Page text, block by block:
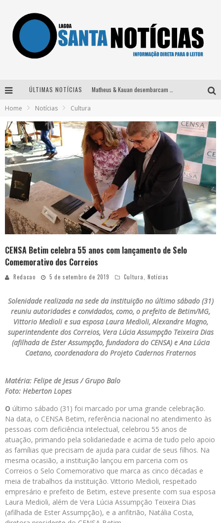
ÚLTIMAS NOTÍCIAS
Selo Moda Music confirma Bel Costa no palco Talentos da Terra do Pedro Leopoldo Rodeio Show
Após sair da KondZilla, DJ Danny Albuquerque inicia nova fase
Home Notícias Cultura
CENSA Betim celebra 55 anos com lançamento de Selo
Comemorativo dos Correios
Redacao 5 de setembro de 2019 Cultura, Notícias
Solenidade realizada na sede da instituição no último sábado (31)
reuniu autoridades e convidados, como, o prefeito de Betim/MG,
Vittorio Medioli e sua esposa Laura Medioli, Alexandre Magno,
superintendente dos Correios, Vera Lúcia Assumpção Teixeira Dias
(afilhada de Ester Assumpção, fundadora do CENSA) e Ana Lúcia
Caetano, coordenadora do Projeto Cadernos Fraternos
Matéria: Felipe de Jesus / Grupo Balo
Foto: Heberton Lopes
O último sábado (31) foi marcado por uma grande celebração.
Na data, o CENSA Betim, referência nacional no atendimento às
pessoas com deficiência intelectual, celebrou 55 anos de
atuação, primando pela solidariedade e acima de tudo pelo apoio
as famílias que precisam de ajuda para cuidar de seus filhos. Na
mesma ocasião, a instituição lançou em parceria com os
Correios o Selo Comemorativo que marca as cinco décadas e
meia de trabalhos da instituição. Vittorio Medioli, respeitado
empresário e prefeito de Betim, esteve presente com sua esposa
Laura Medioli, além de Vera Lúcia Assumpção Teixeira Dias
(afilhada de Ester Assumpção), e a anfitrião, Natália Costa,